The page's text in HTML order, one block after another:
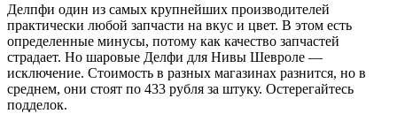
Делпфи один из самых крупнейших производителей
практически любой запчасти на вкус и цвет. В этом есть
определенные минусы, потому как качество запчастей
страдает. Но шаровые Делфи для Нивы Шевроле —
исключение. Стоимость в разных магазинах разнится, но в
среднем, они стоят по 433 рубля за штуку. Остерегайтесь
подделок.